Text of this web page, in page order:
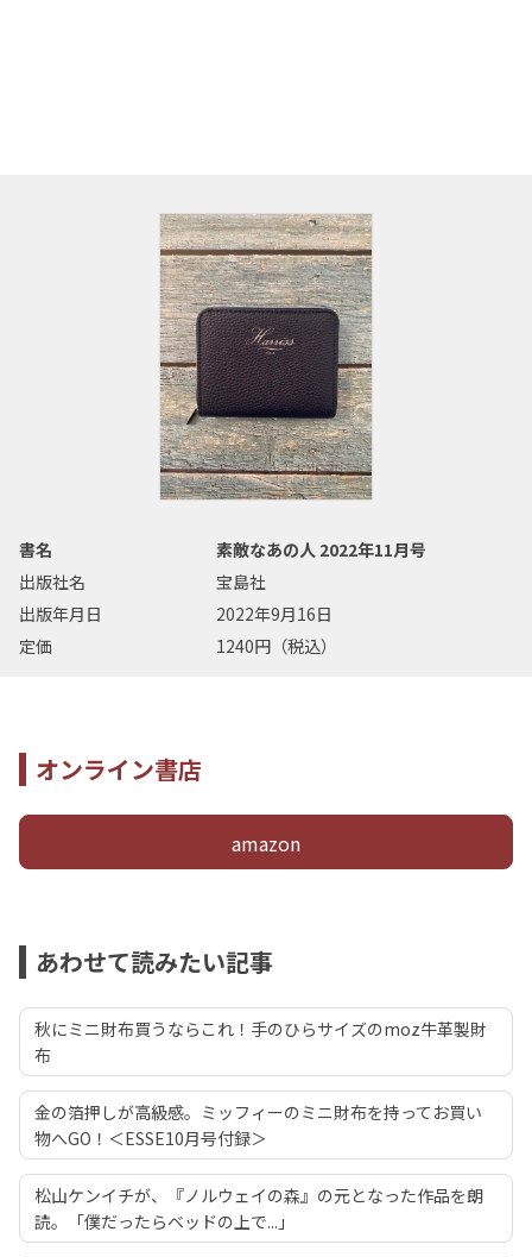
書名
素敵なあの人 2022年11月号
出版社名
宝島社
出版年月日
2022年9月16日
定価
1240円（税込）
オンライン書店
amazon
あわせて読みたい記事
秋にミニ財布買うならこれ！手のひらサイズのmoz牛革製財
布
金の箔押しが高級感。ミッフィーのミニ財布を持ってお買い
物へGO！＜ESSE10月号付録＞
松山ケンイチが、『ノルウェイの森』の元となった作品を朗
読。「僕だったらベッドの上で...」